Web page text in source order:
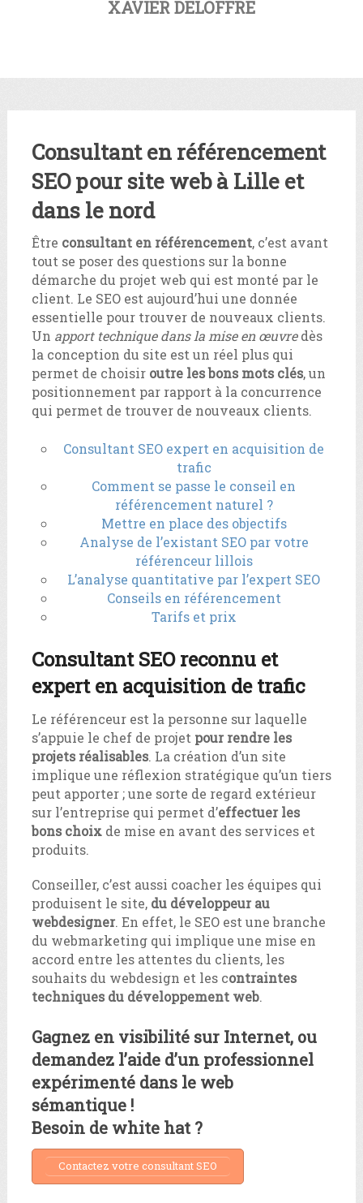
XAVIER DELOFFRE
Consultant en référencement
SEO pour site web à Lille et
dans le nord
Être consultant en référencement, c’est avant
tout se poser des questions sur la bonne
démarche du projet web qui est monté par le
client. Le SEO est aujourd’hui une donnée
essentielle pour trouver de nouveaux clients.
Un apport technique dans la mise en œuvredès
la conception du site est un réel plus qui
permet de choisir outre les bons mots clés, un
positionnement par rapport à la concurrence
qui permet de trouver de nouveaux clients.
Consultant SEO expert en acquisition de
trafic
Comment se passe le conseil en
référencement naturel ?
Mettre en place des objectifs
Analyse de l’existant SEO par votre
référenceur lillois
L’analyse quantitative par l’expert SEO
Conseils en référencement
Tarifs et prix
Consultant SEO reconnu et
expert en acquisition de trafic
Le référenceur est la personne sur laquelle
s’appuie le chef de projet pour rendre les
projets réalisables. La création d’un site
implique une réflexion stratégique qu’un tiers
peut apporter ; une sorte de regard extérieur
sur l’entreprise qui permet d’effectuer les
bons choixde mise en avant des services et
produits.
Conseiller, c’est aussi coacher les équipes qui
produisent le site, du développeur au
webdesigner. En effet, le SEO est une branche
du webmarketing qui implique une mise en
accord entre les attentes du clients, les
souhaits du webdesign et les contraintes
techniques du développement web.
Gagnez en visibilité sur Internet, ou
demandez l’aide d’un professionnel
expérimenté dans le web
sémantique !
Besoin de white hat ?
Contactez votre consultant SEO